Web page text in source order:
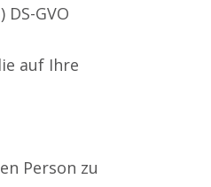
GVO
auf Ihre
Person zu